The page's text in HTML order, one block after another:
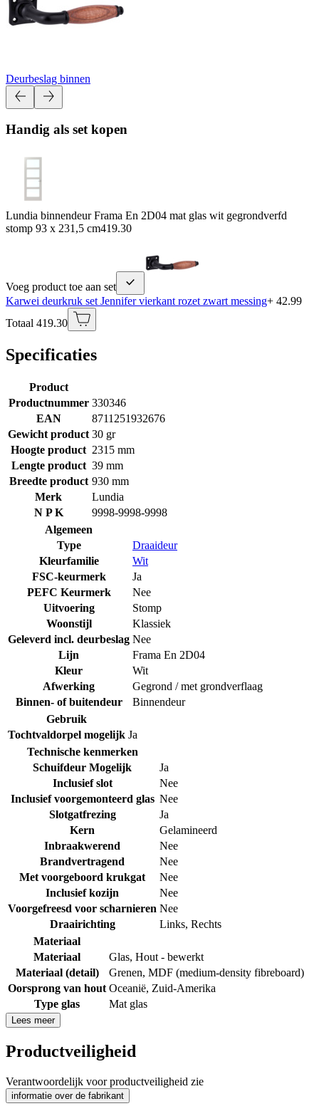
Deurbeslag binnen
Handig als set kopen
Lundia binnendeur Frama En 2D04 mat glas wit gegrondverfd
stomp 93 x 231,5 cm419.30
Voeg product toe aan set
Karwei deurkruk set Jennifer vierkant rozet zwart messing+ 42.99
Totaal 419.30
Specificaties
Product
Productnummer 330346
EAN
8711251932676
Gewicht product 30 gr
Hoogte product 2315 mm
Lengte product 39 mm
Breedte product 930 mm
Merk
Lundia
N P K
9998-9998-9998
Algemeen
Type
Draaideur
Kleurfamilie
Wit
FSC-keurmerk
Ja
PEFC Keurmerk
Nee
Uitvoering
Stomp
Woonstijl
Klassiek
Geleverd incl. deurbeslag Nee
Lijn
Frama En 2D04
Kleur
Wit
Afwerking
Gegrond / met grondverflaag
Binnen- of buitendeur
Binnendeur
Gebruik
Tochtvaldorpel mogelijk Ja
Technische kenmerken
Schuifdeur Mogelijk
Ja
Inclusief slot
Nee
Inclusief voorgemonteerd glas Nee
Slotgatfrezing
Ja
Kern
Gelamineerd
Inbraakwerend
Nee
Brandvertragend
Nee
Met voorgeboord krukgat
Nee
Inclusief kozijn
Nee
Voorgefreesd voor scharnieren Nee
Draairichting
Links, Rechts
Materiaal
Materiaal
Glas, Hout - bewerkt
Materiaal (detail)
Grenen, MDF (medium-density fibreboard)
Oorsprong van hout Oceanië, Zuid-Amerika
Type glas
Mat glas
Lees meer
Productveiligheid
Verantwoordelijk voor productveiligheid zie
informatie over de fabrikant